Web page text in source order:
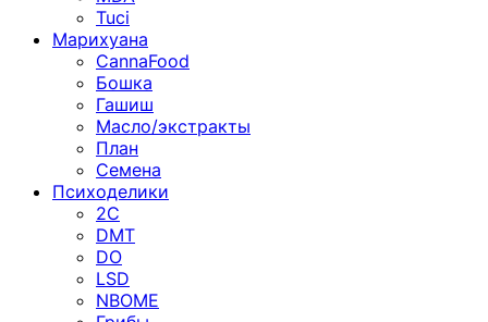
Tuci
Марихуана
CannaFood
Бошка
Гашиш
Масло/экстракты
План
Семена
Психоделики
2C
DMT
DO
LSD
NBOME